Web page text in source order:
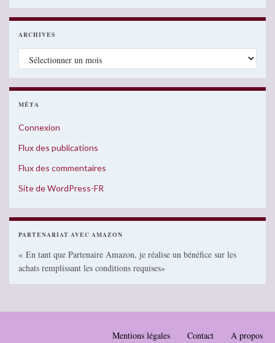
ARCHIVES
Archives
MÉTA
Connexion
Flux des publications
Flux des commentaires
Site de WordPress-FR
PARTENARIAT AVEC AMAZON
« En tant que Partenaire Amazon, je réalise un bénéfice sur les
achats remplissant les conditions requises»
Mentions légales Contact A propos